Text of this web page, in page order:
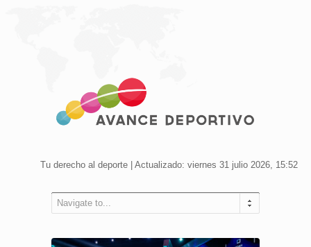
Tu derecho al deporte | Actualizado: viernes 31 julio 2026, 15:52
Navigate to...